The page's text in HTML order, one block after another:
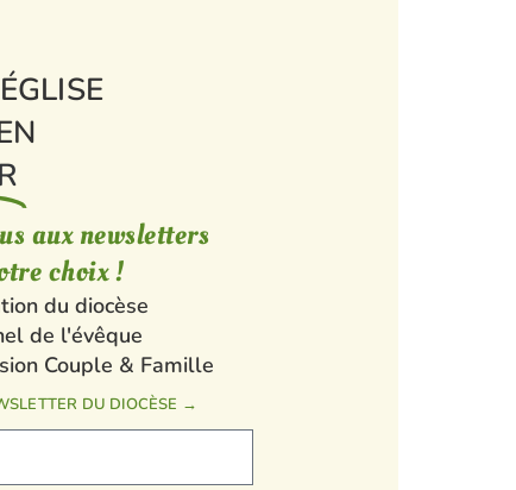
aux newsletters
choix !
du diocèse
de l'évêque
Couple & Famille
DU DIOCÈSE →